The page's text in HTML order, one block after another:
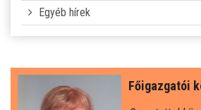
Egyéb hírek
Főigazgatói